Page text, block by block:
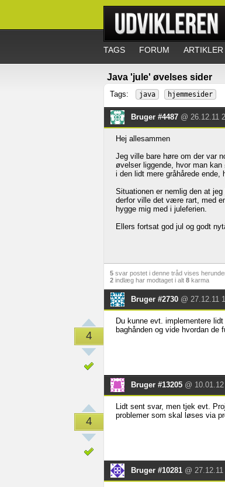
TAGS FORUM ARTIKLER
Java 'jule' øvelses sider
Tags: java hjemmesider
Bruger #4487 @ 26.12.11
Hej allesammen
Jeg ville bare høre om der var
øvelser liggende, hvor man
i den lidt mere gråhårede ende,
Situationen er nemlig den at
derfor ville det være rart, med
hygge mig med i juleferien.
Ellers fortsat god jul og godt
5 svar postet i denne tråd vises
2 indlæg har modtaget i alt 8 karma
4
Bruger #2730 @ 27.12.11
Du kunne evt. implementere
baghånden og vide hvordan de
4
Bruger #13205 @
Lidt sent svar, men tjek evt.
problemer som skal løses via
Bruger #10281 @